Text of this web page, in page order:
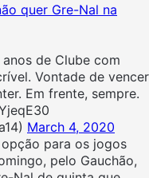
quer Gre-Nal na
de Clube com
Vontade de vencer
Em frente, sempre.
March 4, 2020
para os jogos
pelo Gauchão,